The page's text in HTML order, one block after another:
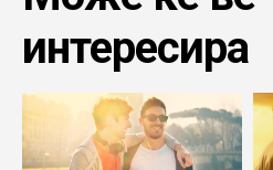
интересира